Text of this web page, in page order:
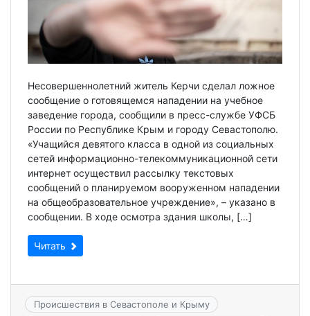
Несовершеннолетний житель Керчи сделал ложное
сообщение о готовящемся нападении на учебное
заведение города, сообщили в пресс-службе УФСБ
России по Республике Крым и городу Севастополю.
«Учащийся девятого класса в одной из социальных
сетей информационно-телекоммуникационной сети
интернет осуществил рассылку текстовых
сообщений о планируемом вооруженном нападении
на общеобразовательное учреждение», – указано в
сообщении. В ходе осмотра здания школы, […]
Читать
Происшествия в Севастополе и Крыму